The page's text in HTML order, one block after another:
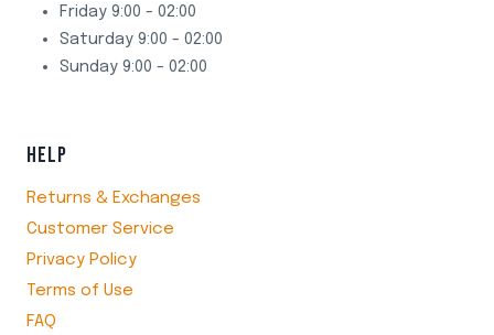
Friday 9:00 - 02:00
Saturday 9:00 - 02:00
Sunday 9:00 - 02:00
HELP
Returns & Exchanges
Customer Service
Privacy Policy
Terms of Use
FAQ